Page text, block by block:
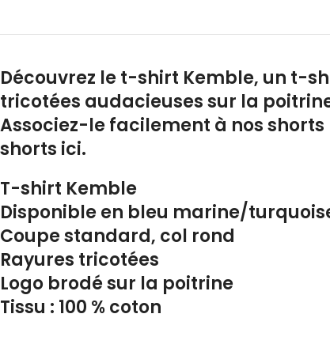
Découvrez le t-shirt Kemble, un t-
tricotées audacieuses sur la
Associez-le facilement à nos
shorts ici.
T-shirt Kemble
Disponible en bleu marine/
Coupe standard, col rond
Rayures tricotées
Logo brodé sur la poitrine
Tissu : 100 % coton